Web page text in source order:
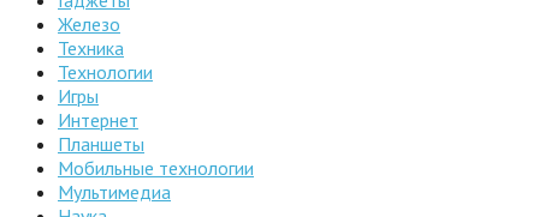
Железо
Техника
Технологии
Игры
Интернет
Планшеты
Мобильные технологии
Мультимедиа